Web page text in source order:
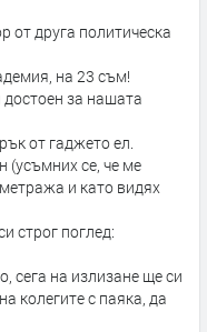
от друга политическа
на 23 съм!
достоен за нашата
от гаджето ел.
(усъмних се, че ме
и като видях
строг поглед:
сега на излизане ще си
колегите с паяка, да